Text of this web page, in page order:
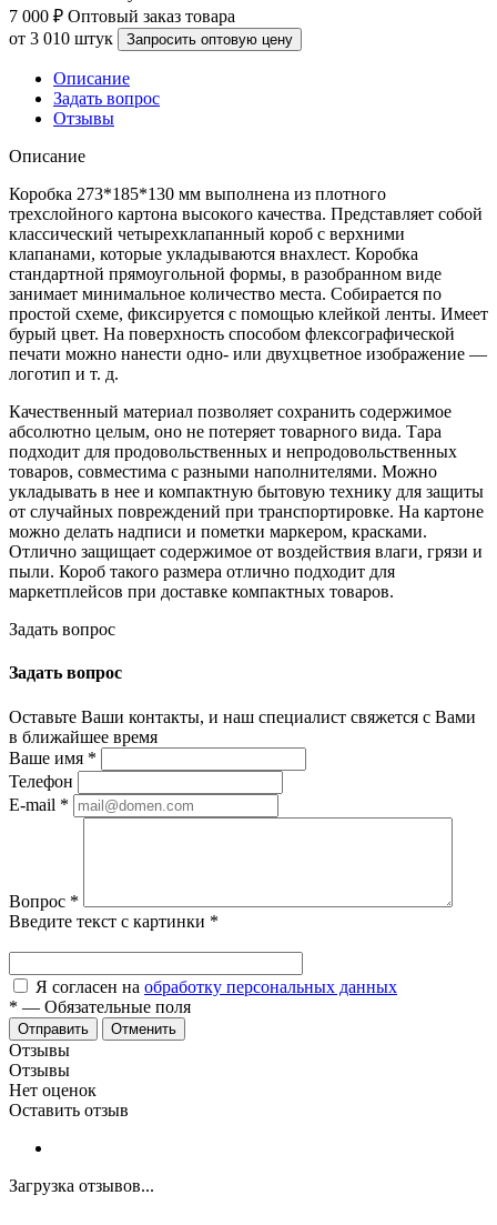
7 000 ₽ Оптовый заказ товара
от 3 010 штук
Запросить оптовую цену
Описание
Задать вопрос
Отзывы
Описание
Коробка 273*185*130 мм выполнена из плотного
трехслойного картона высокого качества. Представляет собой
классический четырехклапанный короб с верхними
клапанами, которые укладываются внахлест. Коробка
стандартной прямоугольной формы, в разобранном виде
занимает минимальное количество места. Собирается по
простой схеме, фиксируется с помощью клейкой ленты. Имеет
бурый цвет. На поверхность способом флексографической
печати можно нанести одно- или двухцветное изображение —
логотип и т. д.
Качественный материал позволяет сохранить содержимое
абсолютно целым, оно не потеряет товарного вида. Тара
подходит для продовольственных и непродовольственных
товаров, совместима с разными наполнителями. Можно
укладывать в нее и компактную бытовую технику для защиты
от случайных повреждений при транспортировке. На картоне
можно делать надписи и пометки маркером, красками.
Отлично защищает содержимое от воздействия влаги, грязи и
пыли. Короб такого размера отлично подходит для
маркетплейсов при доставке компактных товаров.
Задать вопрос
Задать вопрос
Оставьте Ваши контакты, и наш специалист свяжется с Вами
в ближайшее время
Ваше имя *
Телефон
E-mail *
Вопрос *
Введите текст с картинки *
Я согласен на обработку персональных данных
* — Обязательные поля
Отменить
Отзывы
Отзывы
Нет оценок
Оставить отзыв
Загрузка отзывов...